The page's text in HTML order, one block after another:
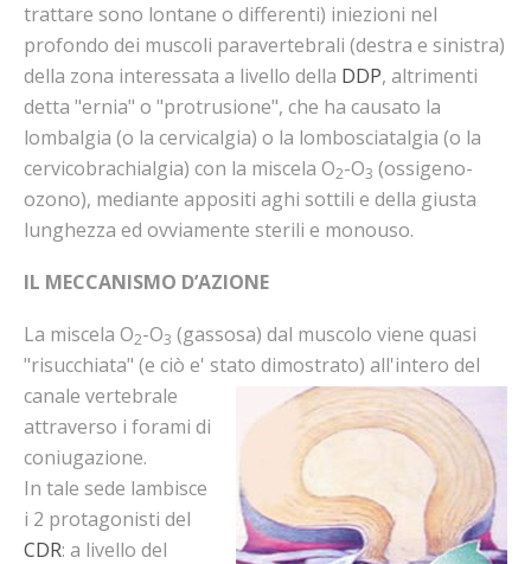
trattare sono lontane o differenti) iniezioni nel
profondo dei muscoli paravertebrali (destra e sinistra)
della zona interessata a livello della DDP, altrimenti
detta "ernia" o "protrusione", che ha causato la
lombalgia (o la cervicalgia) o la lombosciatalgia (o la
cervicobrachialgia) con la miscela O2-O3 (ossigeno-
ozono), mediante appositi aghi sottili e della giusta
lunghezza ed ovviamente sterili e monouso.
IL MECCANISMO D’AZIONE
La miscela O2-O3 (gassosa) dal muscolo viene quasi
"risucchiata" (e ciò e' stato dimostrato) all'intero del
canale vertebrale
attraverso i forami di
coniugazione.
In tale sede lambisce
i 2 protagonisti del
CDR: a livello del